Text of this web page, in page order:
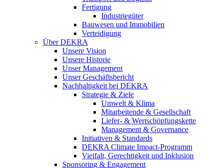
Fertigung
Industriegüter
Bauwesen und Immobilien
Verteidigung
Über DEKRA
Unsere Vision
Unsere Historie
Unser Management
Unser Geschäftsbericht
Nachhaltigkeit bei DEKRA
Strategie & Ziele
Umwelt & Klima
Mitarbeitende & Gesellschaft
Liefer- & Wertschöpfungskette
Management & Governance
Initiativen & Standards
DEKRA Climate Impact-Programm
Vielfalt, Gerechtigkeit und Inklusion​
Sponsoring & Engagement